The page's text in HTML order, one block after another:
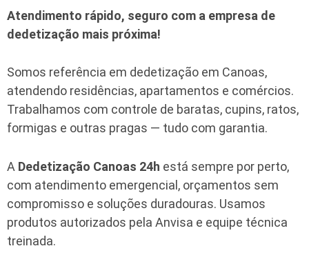
Atendimento rápido, seguro com a empresa de
dedetização mais próxima!
Somos referência em dedetização em Canoas,
atendendo residências, apartamentos e comércios.
Trabalhamos com controle de baratas, cupins, ratos,
formigas e outras pragas — tudo com garantia.
A Dedetização Canoas 24h está sempre por perto,
com atendimento emergencial, orçamentos sem
compromisso e soluções duradouras. Usamos
produtos autorizados pela Anvisa e equipe técnica
treinada.